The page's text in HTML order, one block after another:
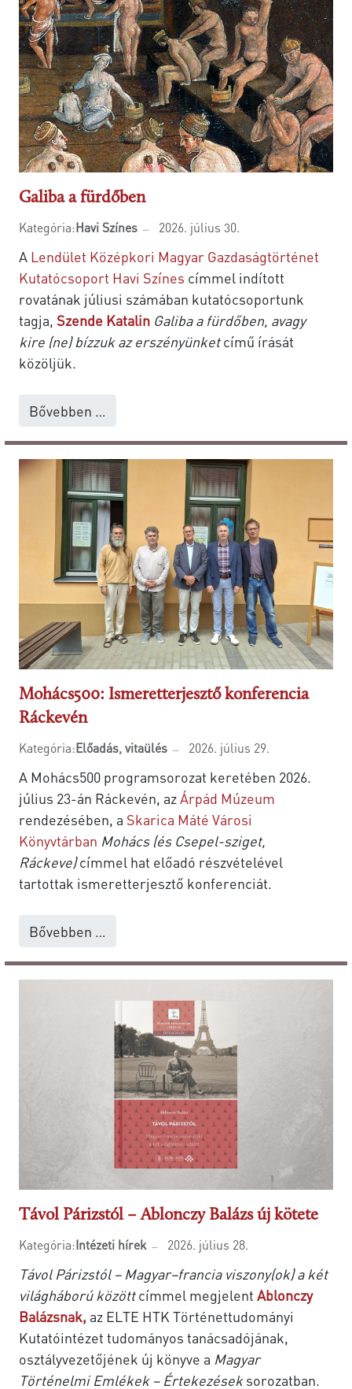
Galiba a fürdőben
Kategória:Havi Színes 2026. július 30.
A Lendület Középkori Magyar Gazdaságtörténet
Kutatócsoport Havi Színes címmel indított
rovatának júliusi számában kutatócsoportunk
tagja, Szende Katalin Galiba a fürdőben, avagy
kire (ne) bízzuk az erszényünketcímű írását
közöljük.
Bővebben …
Mohács500: Ismeretterjesztő konferencia
Ráckevén
Kategória:Előadás, vitaülés 2026. július 29.
A Mohács500 programsorozat keretében 2026.
július 23-án Ráckevén, azÁrpád Múzeum
rendezésében, a Skarica Máté Városi
Könyvtárban Mohács (és Csepel-sziget,
Ráckeve)címmel hat előadó részvételével
tartottak ismeretterjesztő konferenciát.
Bővebben …
Távol Párizstól – Ablonczy Balázs új kötete
Kategória:Intézeti hírek 2026. július 28.
Távol Párizstól – Magyar–francia viszony(ok) a két
világháború közöttcímmel megjelent Ablonczy
Balázsnak, az ELTE HTK Történettudományi
Kutatóintézet tudományos tanácsadójának,
osztályvezetőjének új könyve a Magyar
Történelmi Emlékek – Értekezéseksorozatban.